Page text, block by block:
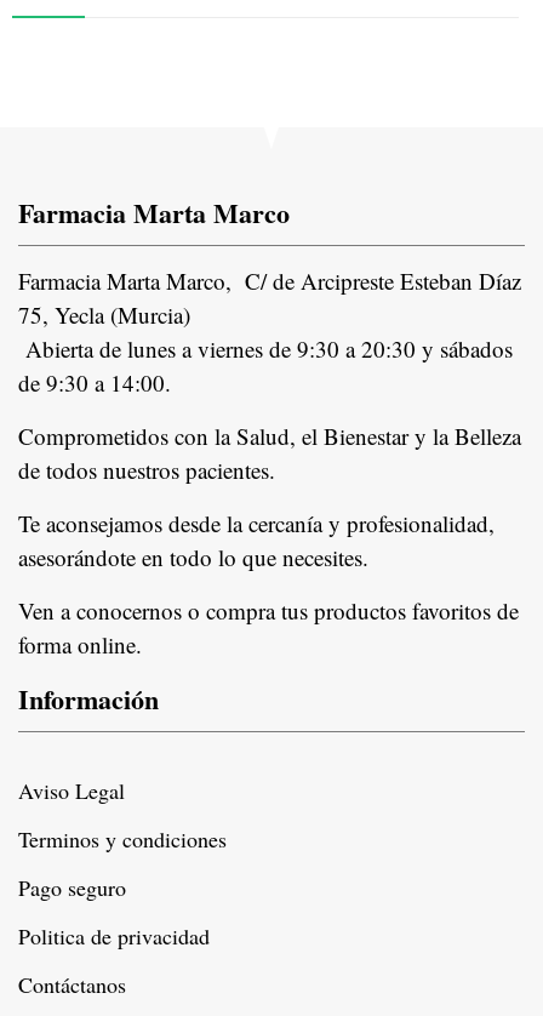
Farmacia Marta Marco
Farmacia Marta Marco, C/ de Arcipreste Esteban Díaz
75, Yecla (Murcia)
Abierta de lunes a viernes de 9:30 a 20:30 y sábados
de 9:30 a 14:00.
Comprometidos con la Salud, el Bienestar y la Belleza
de todos nuestros pacientes.
Te aconsejamos desde la cercanía y profesionalidad,
asesorándote en todo lo que necesites.
Ven a conocernos o compra tus productos favoritos de
forma online.
Información
Aviso Legal
Terminos y condiciones
Pago seguro
Politica de privacidad
Contáctanos